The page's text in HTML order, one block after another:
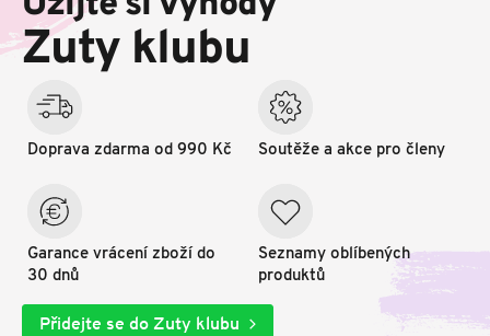
í
Zuty klubu
Doprava zdarma od 990 Kč
Garance vrácení zboží do
30 dnů
Soutěže a akce pro členy
Seznamy oblíbených
produktů
Přidejte se do Zuty klubu